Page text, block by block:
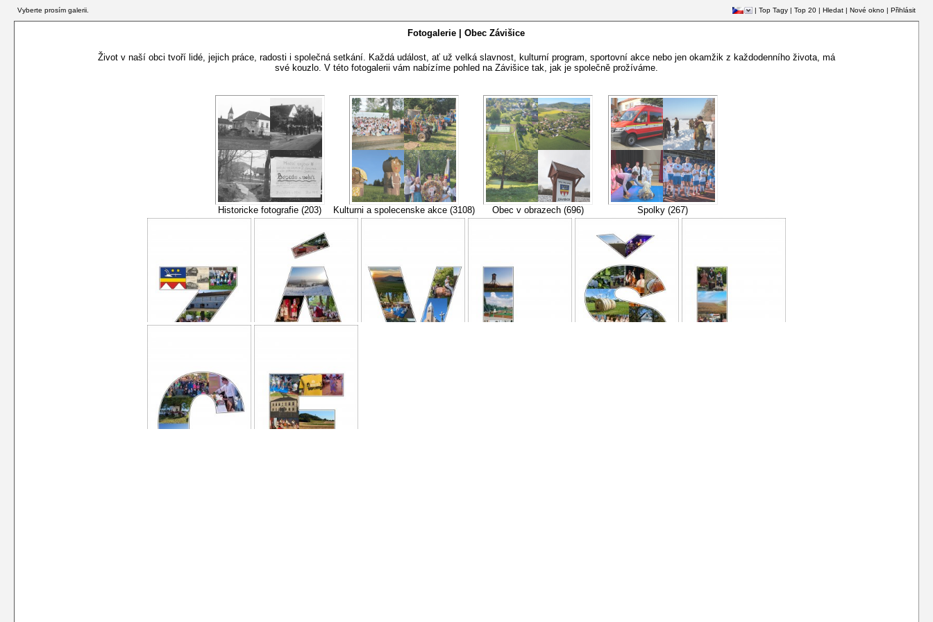
Vyberte prosím galerii. | Top Tagy | Top 20 | Hledat | Nové okno | Přihlásit
Fotogalerie | Obec Závišice
Život v naší obci tvoří lidé, jejich práce, radosti i společná setkání. Každá událost, ať už velká slavnost, kulturní program, sportovní akce nebo jen okamžik z každodenního života, má
své kouzlo. V této fotogalerii vám nabízíme pohled na Závišice tak, jak je společně prožíváme.
Historicke fotografie (203) Kulturni a spolecenske akce (3108) Obec v obrazech (696) Spolky (267)